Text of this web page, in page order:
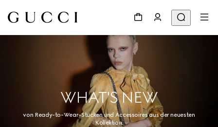
WHAT'S NEW
von Ready-to-Wear-Stücken und Accessoires aus der neuesten
Kollektion.